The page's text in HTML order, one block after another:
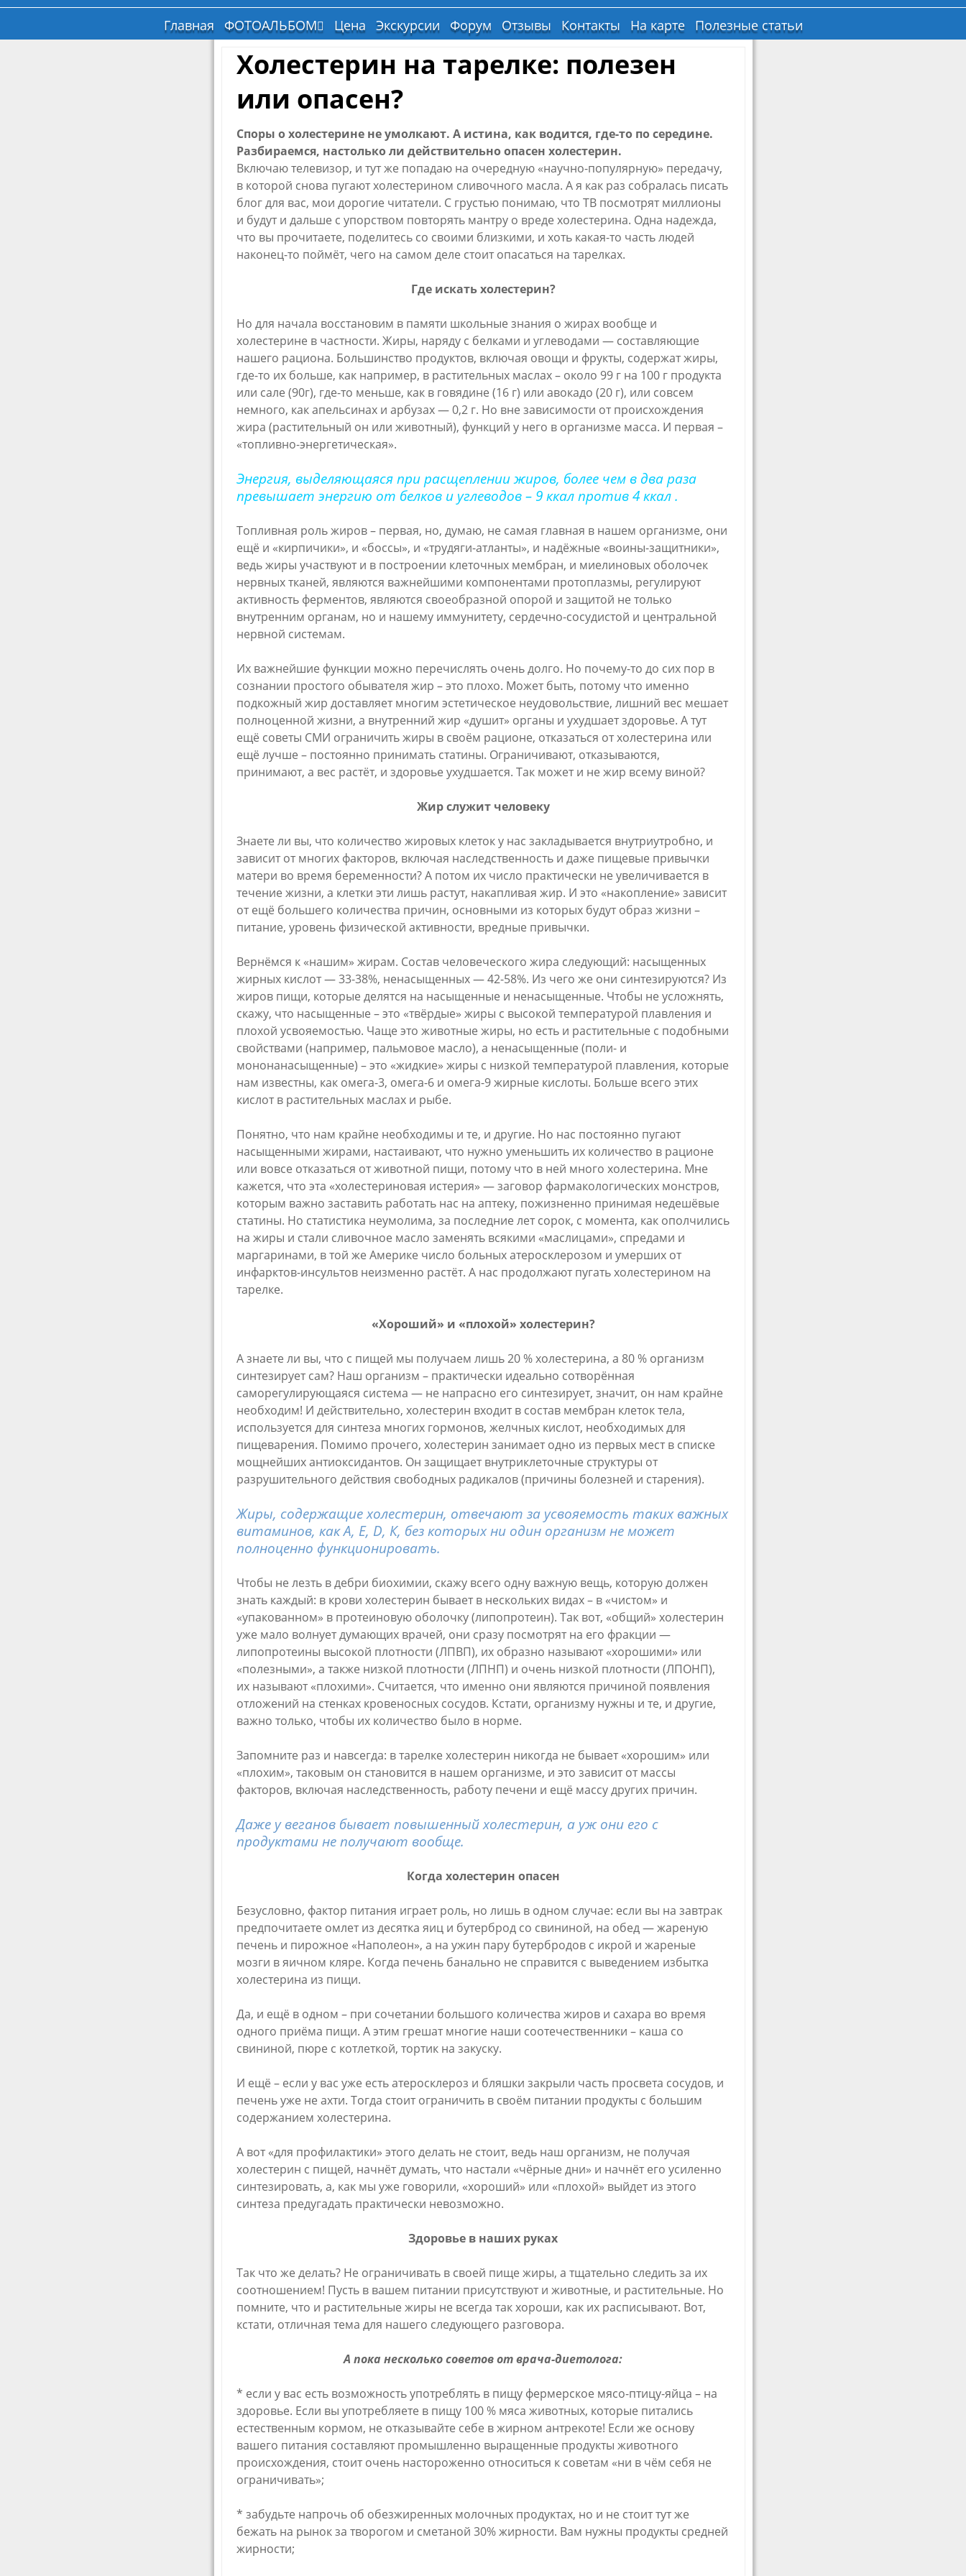
Главная
ФОТОАЛЬБОМ
Комнаты
Природа
Цветочный рай
Видео
Видеокамеры на
границе
Цена Экскурсии Форум Отзывы Контакты На карте Полезные статьи
Холестерин на тарелке: полезен
или опасен?
Споры о холестерине не умолкают. А истина, как водится, где-то по середине.
Разбираемся, настолько ли действительно опасен холестерин.
Включаю телевизор, и тут же попадаю на очередную «научно-популярную» передачу,
в которой снова пугают холестерином сливочного масла. А я как раз собралась писать
блог для вас, мои дорогие читатели. С грустью понимаю, что ТВ посмотрят миллионы
и будут и дальше с упорством повторять мантру о вреде холестерина. Одна надежда,
что вы прочитаете, поделитесь со своими близкими, и хоть какая-то часть людей
наконец-то поймёт, чего на самом деле стоит опасаться на тарелках.
Где искать холестерин?
Но для начала восстановим в памяти школьные знания о жирах вообще и
холестерине в частности. Жиры, наряду с белками и углеводами — составляющие
нашего рациона. Большинство продуктов, включая овощи и фрукты, содержат жиры,
где-то их больше, как например, в растительных маслах – около 99 г на 100 г продукта
или сале (90г), где-то меньше, как в говядине (16 г) или авокадо (20 г), или совсем
немного, как апельсинах и арбузах — 0,2 г. Но вне зависимости от происхождения
жира (растительный он или животный), функций у него в организме масса. И первая –
«топливно-энергетическая».
Энергия, выделяющаяся прирасщеплениижиров, более чем в два раза
превышает энергию от белков и углеводов – 9 ккал против 4 ккал .
Топливная роль жиров – первая, но, думаю, не самая главная в нашем организме, они
ещё и «кирпичики», и «боссы», и «трудяги-атланты», и надёжные «воины-защитники»,
ведь жиры участвуют и в построении клеточных мембран, и миелиновых оболочек
нервных тканей, являются важнейшими компонентами протоплазмы, регулируют
активность ферментов, являются своеобразной опорой и защитой не только
внутренним органам, но и нашему иммунитету, сердечно-сосудистой и центральной
нервной системам.
Их важнейшие функции можно перечислять очень долго. Но почему-то до сих пор в
сознании простого обывателя жир – это плохо. Может быть, потому что именно
подкожный жир доставляет многим эстетическое неудовольствие, лишний вес мешает
полноценной жизни, а внутренний жир «душит» органы и ухудшает здоровье. А тут
ещё советы СМИ ограничить жиры в своём рационе, отказаться от холестерина или
ещё лучше – постоянно принимать статины. Ограничивают, отказываются,
принимают, а вес растёт, и здоровье ухудшается. Так может и не жир всему виной?
Жир служит человеку
Знаете ли вы, что количество жировых клеток у нас закладывается внутриутробно, и
зависит от многих факторов, включая наследственность и даже пищевые привычки
матери во время беременности? А потом их число практически не увеличивается в
течение жизни, а клетки эти лишь растут, накапливая жир. И это «накопление» зависит
от ещё большего количества причин, основными из которых будут образ жизни –
питание, уровень физической активности, вредные привычки.
Вернёмся к «нашим» жирам. Состав человеческого жира следующий: насыщенных
жирных кислот — 33-38%, ненасыщенных — 42-58%. Из чего же они синтезируются? Из
жиров пищи, которые делятся на насыщенные и ненасыщенные. Чтобы не усложнять,
скажу, что насыщенные – это «твёрдые» жиры с высокой температурой плавления и
плохой усвояемостью. Чаще это животные жиры, но есть и растительные с подобными
свойствами (например, пальмовое масло), а ненасыщенные (поли- и
мононанасыщенные) – это «жидкие» жиры с низкой температурой плавления, которые
нам известны, как омега-3, омега-6 и омега-9 жирные кислоты. Больше всего этих
кислот в растительных маслах и рыбе.
Понятно, что нам крайне необходимы и те, и другие. Но нас постоянно пугают
насыщенными жирами, настаивают, что нужно уменьшить их количество в рационе
или вовсе отказаться от животной пищи, потому что в ней много холестерина. Мне
кажется, что эта «холестериновая истерия» — заговор фармакологических монстров,
которым важно заставить работать нас на аптеку, пожизненно принимая недешёвые
статины. Но статистика неумолима, за последние лет сорок, с момента, как ополчились
на жиры и стали сливочное масло заменять всякими «маслицами», спредами и
маргаринами, в той же Америке число больных атеросклерозом и умерших от
инфарктов-инсультов неизменно растёт. А нас продолжают пугать холестерином на
тарелке.
«Хороший» и «плохой» холестерин?
А знаете ли вы, что с пищей мы получаем лишь 20 % холестерина, а 80 % организм
синтезирует сам? Наш организм – практически идеально сотворённая
саморегулирующаяся система — не напрасно его синтезирует, значит, он нам крайне
необходим! И действительно, холестерин входит в состав мембран клеток тела,
используется для синтеза многих гормонов, желчных кислот, необходимых для
пищеварения. Помимо прочего, холестерин занимает одно из первых мест в списке
мощнейших антиоксидантов. Он защищает внутриклеточные структуры от
разрушительного действия свободных радикалов (причины болезней и старения).
Жиры, содержащие холестерин, отвечают за усвояемость таких важных
витаминов, как А, Е, D, К, без которых ни один организм не может
полноценно функционировать.
Чтобы не лезть в дебри биохимии, скажу всего одну важную вещь, которую должен
знать каждый: в крови холестерин бывает в нескольких видах – в «чистом» и
«упакованном» в протеиновую оболочку (липопротеин). Так вот, «общий» холестерин
уже мало волнует думающих врачей, они сразу посмотрят на его фракции —
липопротеины высокой плотности (ЛПВП), их образно называют «хорошими» или
«полезными», а также низкой плотности (ЛПНП) и очень низкой плотности (ЛПОНП),
их называют «плохими». Считается, что именно они являются причиной появления
отложений на стенках кровеносных сосудов. Кстати, организму нужны и те, и другие,
важно только, чтобы их количество было в норме.
Запомните раз и навсегда: в тарелке холестерин никогда не бывает «хорошим» или
«плохим», таковым он становится в нашем организме, и это зависит от массы
факторов, включая наследственность, работу печени и ещё массу других причин.
Даже у веганов бывает повышенный холестерин, а уж они его с
продуктами не получают вообще.
Когда холестерин опасен
Безусловно, фактор питания играет роль, но лишь в одном случае: если вы на завтрак
предпочитаете омлет из десятка яиц и бутерброд со свининой, на обед — жареную
печень и пирожное «Наполеон», а на ужин пару бутербродов с икрой и жареные
мозги в яичном кляре. Когда печень банально не справится с выведением избытка
холестерина из пищи.
Да, и ещё в одном – при сочетании большого количества жиров и сахара во время
одного приёма пищи. А этим грешат многие наши соотечественники – каша со
свининой, пюре с котлеткой, тортик на закуску.
И ещё – если у вас уже есть атеросклероз и бляшки закрыли часть просвета сосудов, и
печень уже не ахти. Тогда стоит ограничить в своём питании продукты с большим
содержанием холестерина.
А вот «для профилактики» этого делать не стоит, ведь наш организм, не получая
холестерин с пищей, начнёт думать, что настали «чёрные дни» и начнёт его усиленно
синтезировать, а, как мы уже говорили, «хороший» или «плохой» выйдет из этого
синтеза предугадать практически невозможно.
Здоровье в наших руках
Так что же делать? Не ограничивать в своей пище жиры, а тщательно следить за их
соотношением! Пусть в вашем питании присутствуют и животные, и растительные. Но
помните, что и растительные жиры не всегда так хороши, как их расписывают. Вот,
кстати, отличная тема для нашего следующего разговора.
А пока несколько советов от врача-диетолога:
* если у вас есть возможность употреблять в пищу фермерское мясо-птицу-яйца – на
здоровье. Если вы употребляете в пищу 100 % мяса животных, которые питались
естественным кормом, не отказывайте себе в жирном антрекоте! Если же основу
вашего питания составляют промышленно выращенные продукты животного
происхождения, стоит очень настороженно относиться к советам «ни в чём себя не
ограничивать»;
* забудьте напрочь об обезжиренных молочных продуктах, но и не стоит тут же
бежать на рынок за творогом и сметаной 30% жирности. Вам нужны продукты средней
жирности;